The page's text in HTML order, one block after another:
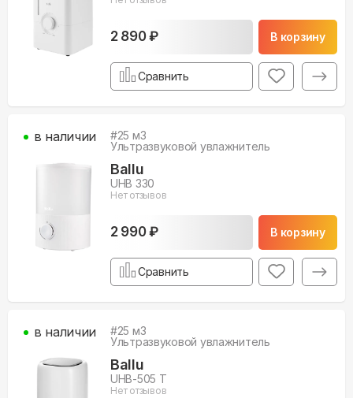
2 890 ₽ В корзину
Сравнить
#25 м3
Ультразвуковой увлажнитель
Ballu
UHB 330
Нет отзывов
2 990 ₽ В корзину
в наличии
Сравнить
#25 м3
Ультразвуковой увлажнитель
Ballu
UHB-505 T
Нет отзывов
в наличии